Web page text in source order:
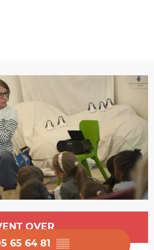
contact details
OVER
65 64 81 ▒▒